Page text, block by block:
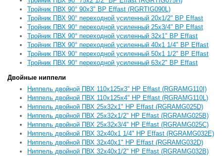
Тройник ПВХ 90° 90x3" ВР Effast (RGRTIG090L)
Тройник ПВХ 90° переходной усиленный 20x1/2" ВР Effast
Тройник ПВХ 90° переходной усиленный 25x3/4" ВР Effast
Тройник ПВХ 90° переходной усиленный 32x1" ВР Effast
Тройник ПВХ 90° переходной усиленный 40x1 1/4" ВР Effast
Тройник ПВХ 90° переходной усиленный 50x1 1/2" ВР Effast
Тройник ПВХ 90° переходной усиленный 63x2" ВР Effast
Двойные ниппели
Ниппель двойной ПВХ 110x125x3" НР Effast (RGRAMG110I)
Ниппель двойной ПВХ 110x125x4" НР Effast (RGRAMG110L)
Ниппель двойной ПВХ 25x32x1" НР Effast (RGRAMG025D)
Ниппель двойной ПВХ 25x32x1/2" НР Effast (RGRAMG025B)
Ниппель двойной ПВХ 25x32x3/4" НР Effast (RGRAMG025C)
Ниппель двойной ПВХ 32x40x1 1/4" НР Effast (RGRAMG032E)
Ниппель двойной ПВХ 32x40x1" НР Effast (RGRAMG032D)
Ниппель двойной ПВХ 32x40x1/2" НР Effast (RGRAMG032B)